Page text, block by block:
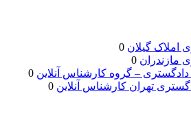
املاک گیلان
مازندران
– گروه کارشناس آنلاین
تهران کارشناس آنلاین